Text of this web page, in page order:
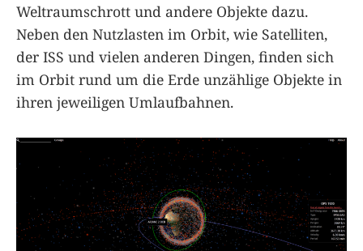
Weltraumschrott und andere Objekte dazu.
Neben den Nutzlasten im Orbit, wie Satelliten,
der ISS und vielen anderen Dingen, finden sich
im Orbit rund um die Erde unzählige Objekte in
ihren jeweiligen Umlaufbahnen.